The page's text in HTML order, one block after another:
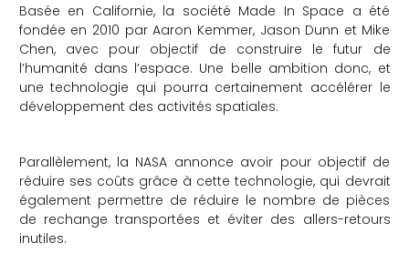
Basée en Californie, la société Made In Space a été
fondée en 2010 par Aaron Kemmer, Jason Dunn et Mike
Chen, avec pour objectif de construire le futur de
l’humanité dans l’espace. Une belle ambition donc, et
une technologie qui pourra certainement accélérer le
développement des activités spatiales.
Parallèlement, la NASA annonce avoir pour objectif de
réduire ses coûts grâce à cette technologie, qui devrait
également permettre de réduire le nombre de pièces
de rechange transportées et éviter des allers-retours
inutiles.